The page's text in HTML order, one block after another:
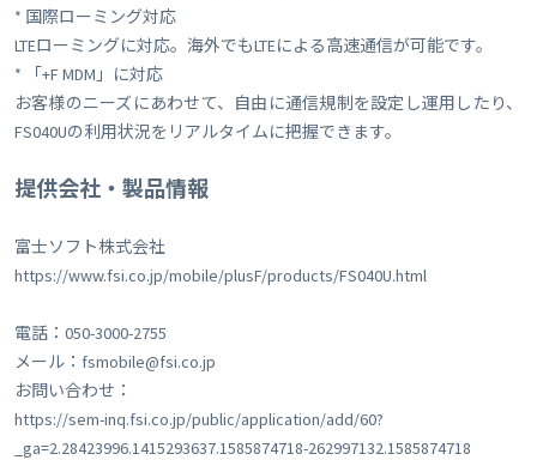
* 国際​ローミング対応​​​​​​​​​​​​​​​​​
​LTEローミングに対応。海外でもLTEによる高速通信が可能です。​
* 「+F MDM」に対応
お客様のニーズにあわせて、自由に通信規制を設定し運用したり、
FS040Uの利用状況をリアルタイムに把握できます。
提供会社・製品情報
富士ソフト株式会社
https://www.fsi.co.jp/mobile/plusF/products/FS040U.html
電話：050-3000-2755
メール：fsmobile@fsi.co.jp
お問い合わせ：
https://sem-inq.fsi.co.jp/public/application/add/60?
_ga=2.28423996.1415293637.1585874718-262997132.1585874718